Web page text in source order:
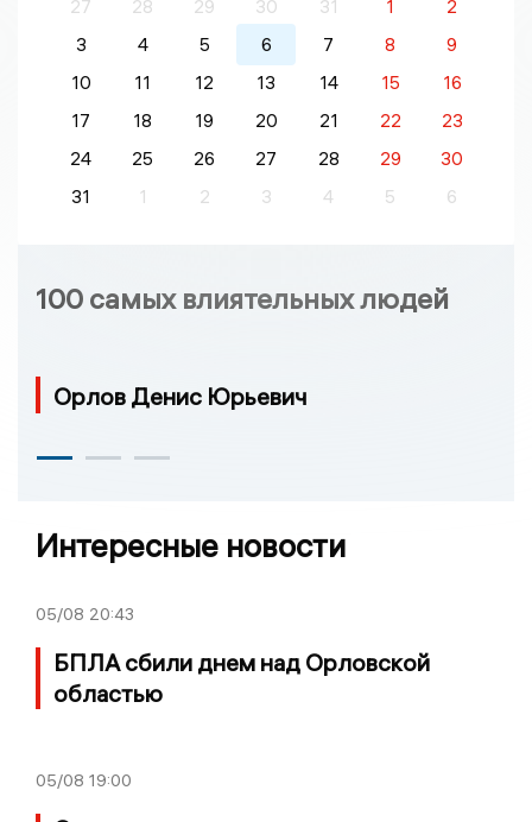
27
28 29 30 31 1
2
3
4 5 6 7 8
9
10
11 12 13 14 15
16
17
18 19 20 21 22
23
24
25 26 27 28 29
30
31
1 2 3 4 5 6
100 самых влиятельных людей
Орлов Денис Юрьевич
Интересные новости
05/08 20:43
БПЛА сбили днем над Орловской
областью
05/08 19:00